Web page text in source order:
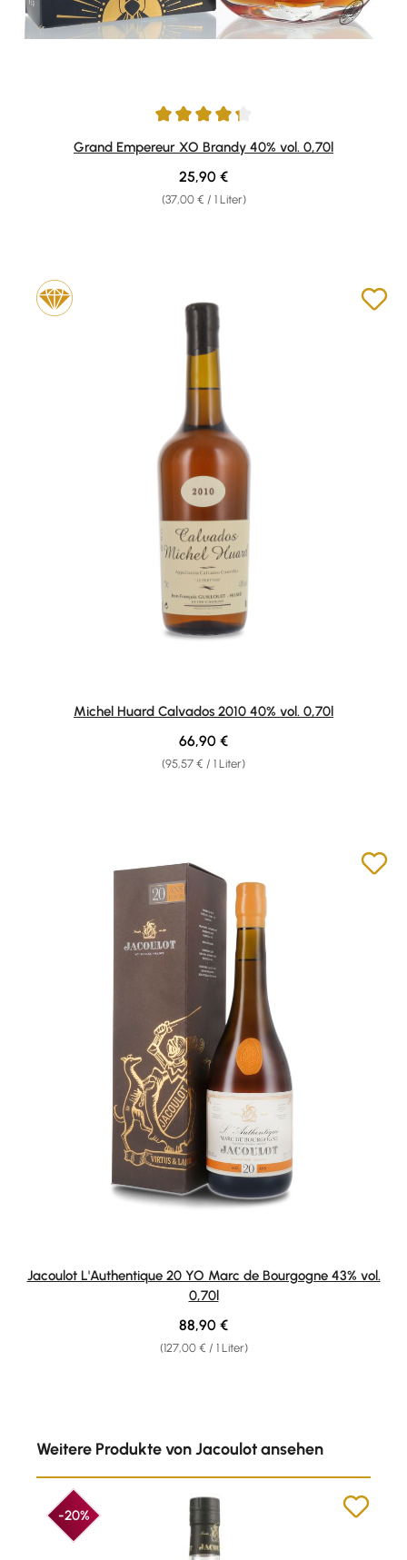
Durchschnittliche Bewertung von 4.29 von 5 Sternen
Grand Empereur XO Brandy 40% vol. 0,70l
(37,00 € / 1 Liter)
Regulärer Preis:
25,90 €
Michel Huard Calvados 2010 40% vol. 0,70l
(95,57 € / 1 Liter)
Regulärer Preis:
66,90 €
Jacoulot L'Authentique 20 YO Marc de Bourgogne 43% vol.
0,70l
(127,00 € / 1 Liter)
Regulärer Preis:
88,90 €
Weitere Produkte von Jacoulot ansehen
-20%